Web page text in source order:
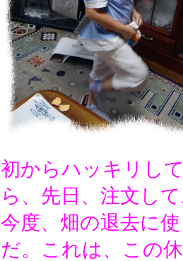
初からハッキリし
ら、先日、注文し
今度、畑の退去に
だ。これは、この